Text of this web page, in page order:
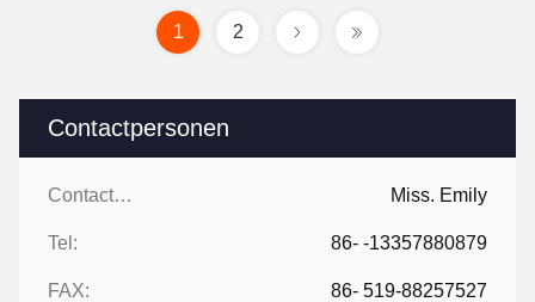
Contactpersonen
Contactpersonen: Miss. Emily
Tel: 86- -13357880879
FAX: 86- 519-88257527
1 2